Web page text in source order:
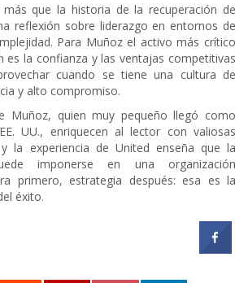
más que la historia de la recuperación de
reflexión sobre liderazgo en entornos de
Para Muñoz el activo más crítico
es la confianza y las ventajas competitivas
cuando se tiene una cultura de
y alto compromiso.
Muñoz, quien muy pequeño llegó como
UU., enriquecen al lector con valiosas
la experiencia de United enseña que la
imponerse en una organización
primero, estrategia después: esa es la
éxito.